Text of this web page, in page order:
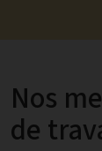
Nos
de